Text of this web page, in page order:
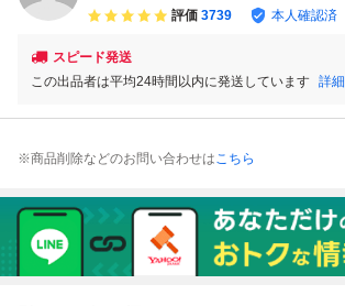
評価 3739 本人確認済
スピード発送
この出品者は平均24時間以内に発送しています 詳細
※商品削除などのお問い合わせはこちら